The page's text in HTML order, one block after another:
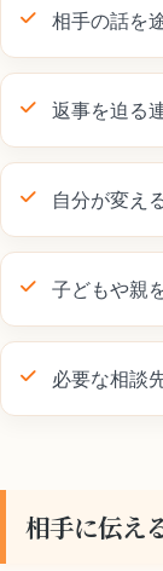
相手の話を
返事を迫る
自分が変え
子どもや親
必要な相談
相手に伝え